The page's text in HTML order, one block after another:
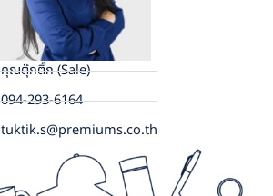
คุณตุ๊กติ๊ก (Sale)
094-293-6164
tuktik.s@premiums.co.th